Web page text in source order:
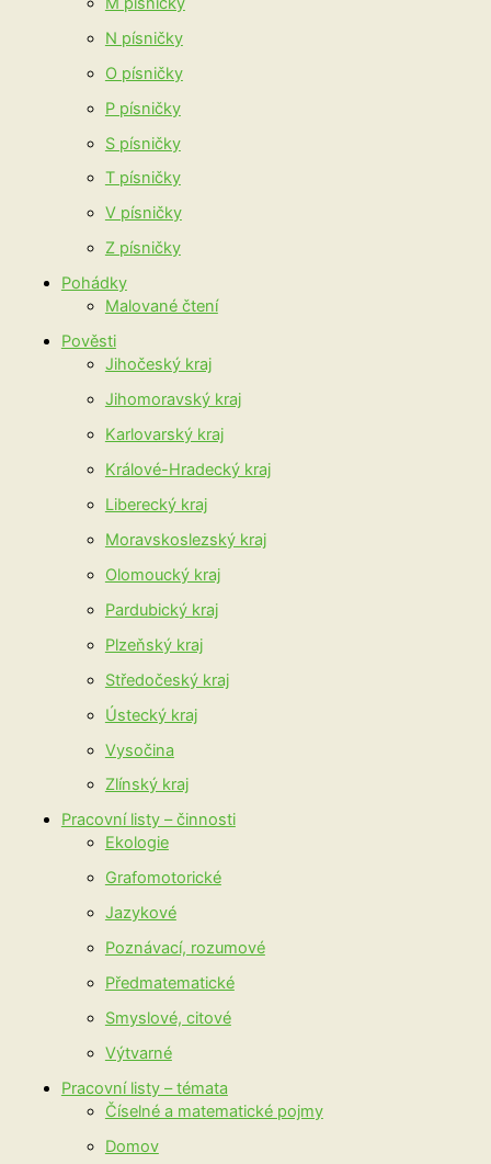
N písničky
O písničky
P písničky
S písničky
T písničky
V písničky
Z písničky
Pohádky
Malované čtení
Pověsti
Jihočeský kraj
Jihomoravský kraj
Karlovarský kraj
Králové-Hradecký kraj
Liberecký kraj
Moravskoslezský kraj
Olomoucký kraj
Pardubický kraj
Plzeňský kraj
Středočeský kraj
Ústecký kraj
Vysočina
Zlínský kraj
Pracovní listy – činnosti
Ekologie
Grafomotorické
Jazykové
Poznávací, rozumové
Předmatematické
Smyslové, citové
Výtvarné
Pracovní listy – témata
Číselné a matematické pojmy
Domov